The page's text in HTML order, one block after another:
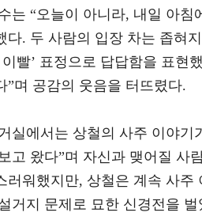
는 “오늘이 아니라, 내일 아
다. 두 사람의 입장 차는 좁혀
이빨’ 표정으로 답답함을 표현
”며 공감의 웃음을 터뜨렸다.
실에서는 상철의 사주 이야
고 왔다”며 자신과 맺어질 사
러워했지만, 상철은 계속 사
거지 문제로 묘한 신경전을